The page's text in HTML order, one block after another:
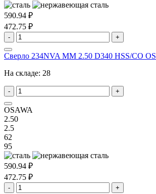
590.94 ₽
472.75 ₽
- +
Сверло 234NVA MM 2.50 D340 HSS/CO
На складе: 28
- +
OSAWA
2.50
2.5
62
95
590.94 ₽
472.75 ₽
- +